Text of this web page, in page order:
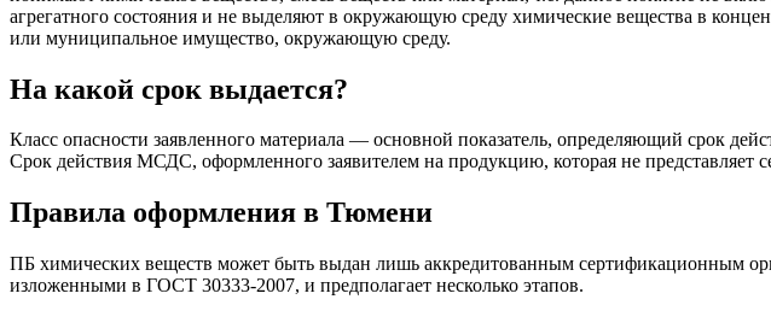
агрегатного состояния и не выделяют в окружающую среду химические вещества в
или муниципальное имущество, окружающую среду.
На какой срок выдается?
Класс опасности заявленного материала — основной показатель, определяющий срок
Срок действия МСДС, оформленного заявителем на продукцию, которая не представляет
Правила оформления в Тюмени
ПБ химических веществ может быть выдан лишь аккредитованным сертификационным
изложенными в ГОСТ 30333-2007, и предполагает несколько этапов.